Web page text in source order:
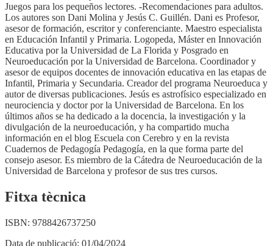
Juegos para los pequeños lectores. -Recomendaciones para adultos.
Los autores son Dani Molina y Jesús C. Guillén. Dani es Profesor,
asesor de formación, escritor y conferenciante. Maestro especialista
en Educación Infantil y Primaria. Logopeda, Máster en Innovación
Educativa por la Universidad de La Florida y Posgrado en
Neuroeducación por la Universidad de Barcelona. Coordinador y
asesor de equipos docentes de innovación educativa en las etapas de
Infantil, Primaria y Secundaria. Creador del programa Neuroeduca y
autor de diversas publicaciones. Jesús es astrofísico especializado en
neurociencia y doctor por la Universidad de Barcelona. En los
últimos años se ha dedicado a la docencia, la investigación y la
divulgación de la neuroeducación, y ha compartido mucha
información en el blog Escuela con Cerebro y en la revista
Cuadernos de Pedagogía Pedagogía, en la que forma parte del
consejo asesor. Es miembro de la Cátedra de Neuroeducación de la
Universidad de Barcelona y profesor de sus tres cursos.
Fitxa tècnica
ISBN: 9788426737250
Data de publicació: 01/04/2024